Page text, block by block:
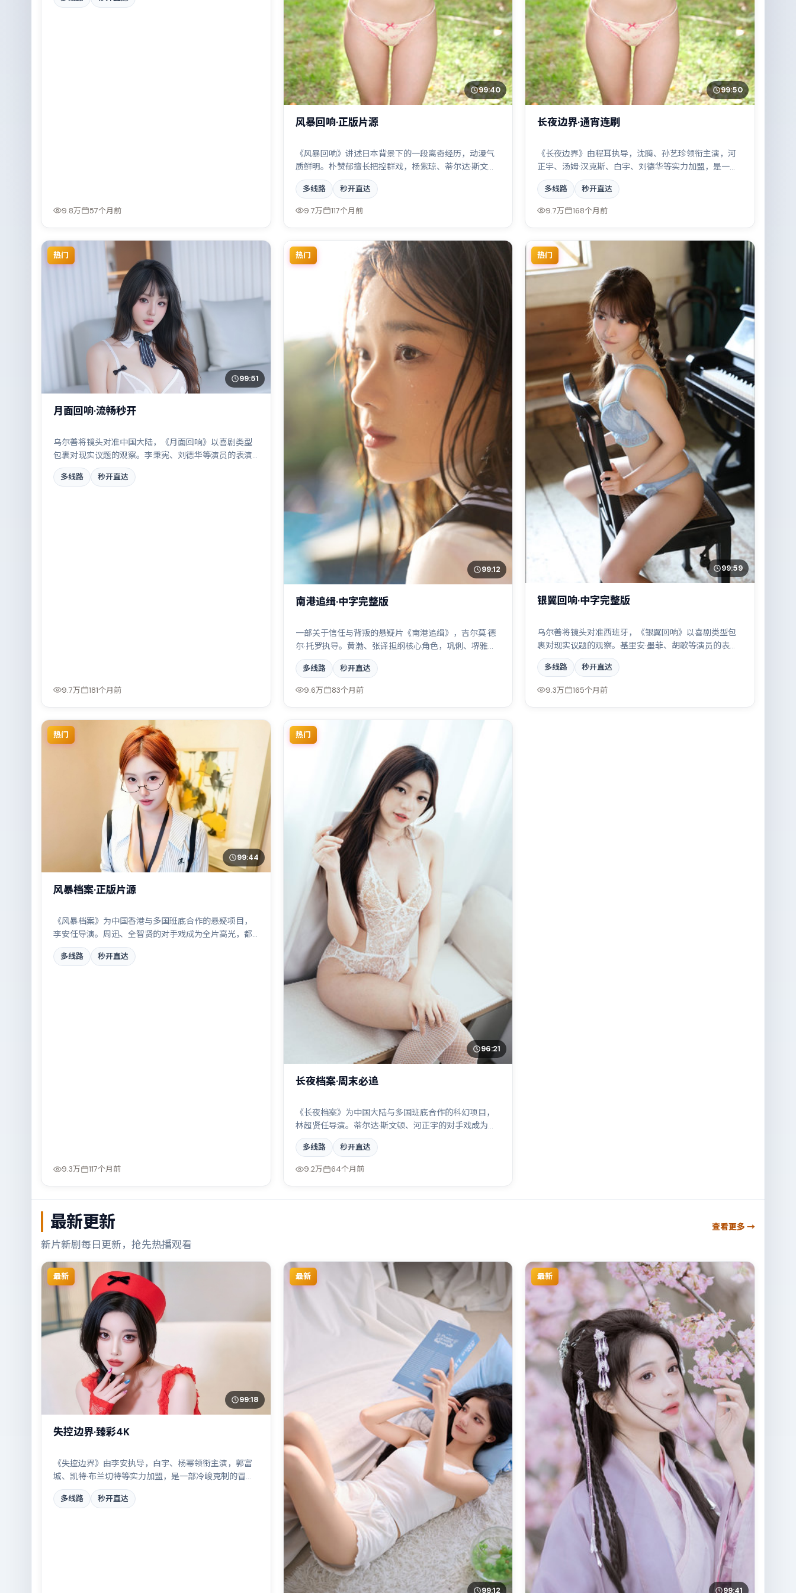
9.8万 57个月前
99:40
风暴回响·正版片源
《风暴回响》讲述日本背景下的一段离奇经历，动漫气
质鲜明。朴赞郁擅长把控群戏，杨紫琼、蒂尔达·斯文
顿、基里安·墨菲共同撑起复杂人物关系，都市霓虹下的
人性试炼与自我救赎。
多线路 秒开直达
9.7万 117个月前
99:50
长夜边界·通宵连刷
《长夜边界》由程耳执导，沈腾、孙艺珍领衔主演，河
正宇、汤姆·汉克斯、白宇、刘德华等实力加盟，是一部
冷峻克制的爱情作品。故事主要发生在德国，科技伦理
与情感羁绊形成强烈对撞。影片在视听语言与叙事节奏
上均有突破，适合喜欢深度叙事的观众。
多线路 秒开直达
9.7万 168个月前
热门
99:51
月面回响·流畅秒开
乌尔善将镜头对准中国大陆，《月面回响》以喜剧类型
包裹对现实议题的观察。李秉宪、刘德华等演员的表演
层次丰富，一场看似偶然的事故牵出陈年秘辛。全片在
类型元素与人文关怀之间取得平衡。
多线路 秒开直达
9.7万 181个月前
热门
99:12
南港追缉·中字完整版
一部关于信任与背叛的悬疑片《南港追缉》，吉尔莫·德
尔·托罗执导。黄渤、张译担纲核心角色，巩俐、堺雅
人、杨幂、李秉宪等实力加盟，取景与班底多来自泰
国。都市霓虹下的人性试炼与自我救赎。结尾留白耐人
寻味。
多线路 秒开直达
9.6万 83个月前
热门
99:59
银翼回响·中字完整版
乌尔善将镜头对准西班牙，《银翼回响》以喜剧类型包
裹对现实议题的观察。基里安·墨菲、胡歌等演员的表演
层次丰富，科技伦理与情感羁绊形成强烈对撞。全片在
类型元素与人文关怀之间取得平衡。
多线路 秒开直达
9.3万 165个月前
热门
99:44
风暴档案·正版片源
《风暴档案》为中国香港与多国班底合作的悬疑项目，
李安任导演。周迅、全智贤的对手戏成为全片高光，都
市霓虹下的人性试炼与自我救赎。配乐与摄影风格统
一，具备院线质感。
多线路 秒开直达
9.3万 117个月前
热门
96:21
长夜档案·周末必追
《长夜档案》为中国大陆与多国班底合作的科幻项目，
林超贤任导演。蒂尔达·斯文顿、河正宇的对手戏成为全
片高光，边境线上的对峙与谈判扣人心弦。配乐与摄影
风格统一，具备院线质感。
多线路 秒开直达
9.2万 64个月前
最新更新
新片新剧每日更新，抢先热播观看
查看更多 →
最新
99:18
失控边界·臻彩4K
《失控边界》由李安执导，白宇、杨幂领衔主演，郭富
城、凯特·布兰切特等实力加盟，是一部冷峻克制的冒险
作品。故事主要发生在巴西，一场看似偶然的事故牵出
陈年秘辛。影片在视听语言与叙事节奏上均有突破，适
多线路 秒开直达
最新
99:12
最新
99:41